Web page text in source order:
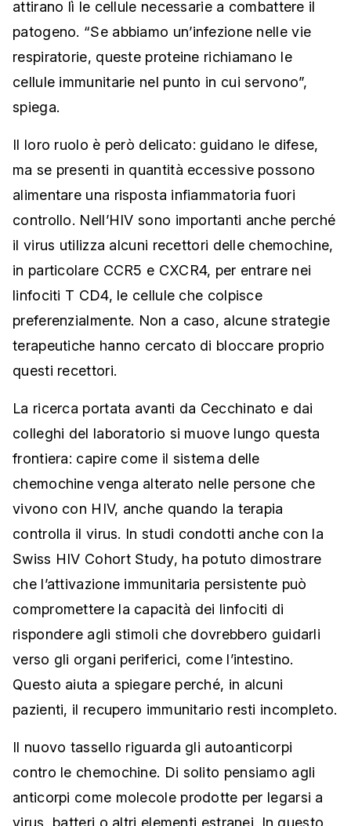
attirano lì le cellule necessarie a combattere il
patogeno. “Se abbiamo un’infezione nelle vie
respiratorie, queste proteine richiamano le
cellule immunitarie nel punto in cui servono”,
spiega.
Il loro ruolo è però delicato: guidano le difese,
ma se presenti in quantità eccessive possono
alimentare una risposta infiammatoria fuori
controllo. Nell’HIV sono importanti anche perché
il virus utilizza alcuni recettori delle chemochine,
in particolare CCR5 e CXCR4, per entrare nei
linfociti T CD4, le cellule che colpisce
preferenzialmente. Non a caso, alcune strategie
terapeutiche hanno cercato di bloccare proprio
questi recettori.
La ricerca portata avanti da Cecchinato e dai
colleghi del laboratorio si muove lungo questa
frontiera: capire come il sistema delle
chemochine venga alterato nelle persone che
vivono con HIV, anche quando la terapia
controlla il virus. In studi condotti anche con la
Swiss HIV Cohort Study, ha potuto dimostrare
che l’attivazione immunitaria persistente può
compromettere la capacità dei linfociti di
rispondere agli stimoli che dovrebbero guidarli
verso gli organi periferici, come l’intestino.
Questo aiuta a spiegare perché, in alcuni
pazienti, il recupero immunitario resti incompleto.
Il nuovo tassello riguarda gli autoanticorpi
contro le chemochine. Di solito pensiamo agli
anticorpi come molecole prodotte per legarsi a